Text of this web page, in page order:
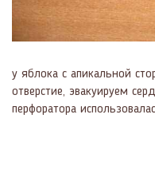
у яблока с апикальной
отверстие, эвакуируем
перфоратора